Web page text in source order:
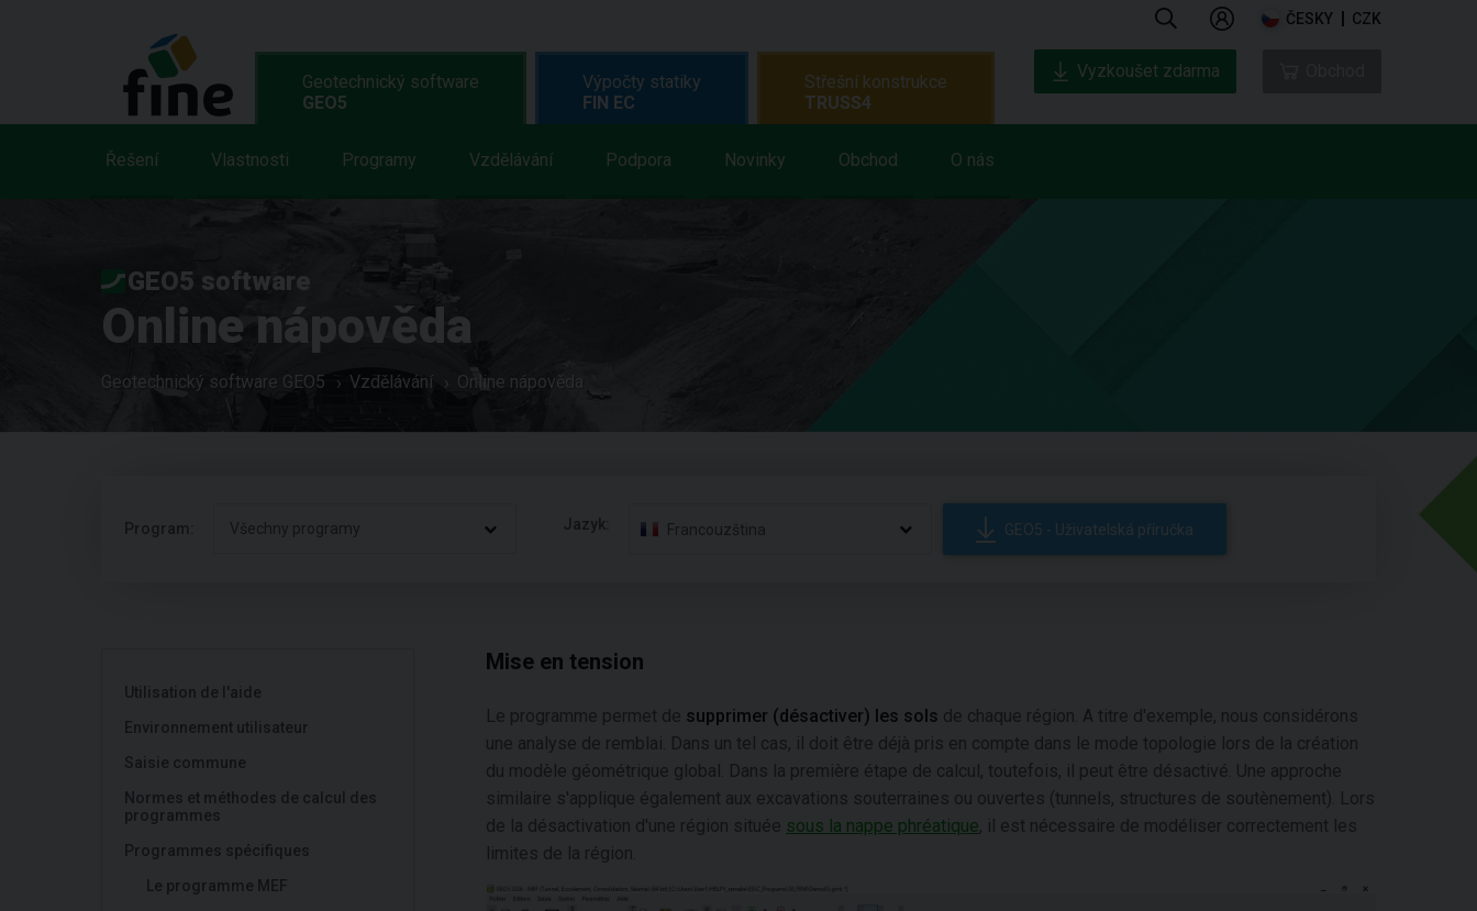
ČESKY CZK
Geotechnický software
GEO5
Řešení Vlastnosti Programy Vzdělávání Podpora Novinky Obchod O nás
Výpočty statiky
FIN EC
Střešní konstrukce
TRUSS4
Vyzkoušet zdarma
GEO5 software
Online nápověda
Geotechnický software GEO5 Vzdělávání Online nápověda
Program: Všechny programy Jazyk: Francouzština GEO5 - Uživatelská příručka
Utilisation de l'aide
Environnement utilisateur
Saisie commune
Normes et méthodes de calcul des
programmes
Programmes spécifiques
Le programme MEF
Mise en tension
Le programme permet de supprimer (désactiver) les sols de chaque région. A titre d'exemple, nous considérons
une analyse de remblai. Dans un tel cas, il doit être déjà pris en compte dans le mode topologie lors de la création
du modèle géométrique global. Dans la première étape de calcul, toutefois, il peut être désactivé. Une approche
similaire s'applique également aux excavations souterraines ou ouvertes (tunnels, structures de soutènement). Lors
de la désactivation d'une région située sous la nappe phréatique, il est nécessaire de modéliser correctement les
limites de la région.